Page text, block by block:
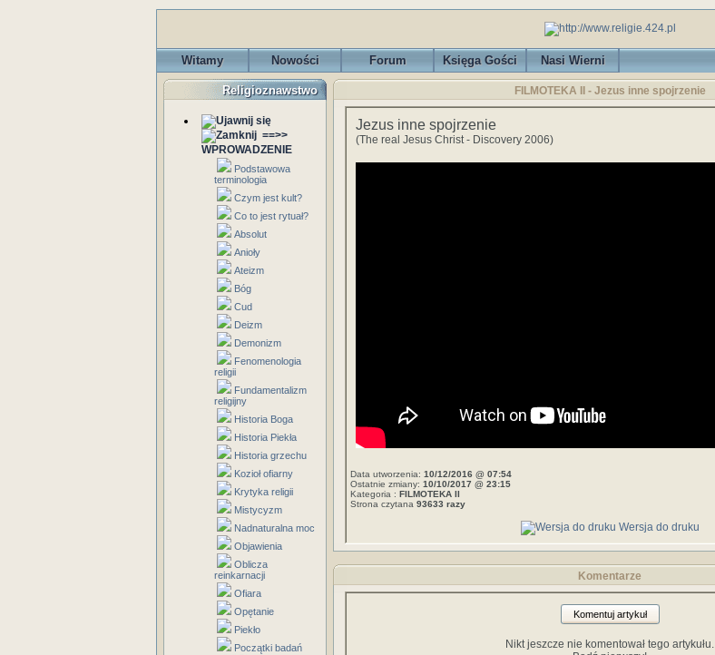
Witamy Nowości Forum Księga Gości Nasi Wierni
Religioznawstwo
==>>
WPROWADZENIE
Podstawowa
terminologia
Czym jest kult?
Co to jest rytuał?
Absolut
Anioły
Ateizm
Bóg
Cud
Deizm
Demonizm
Fenomenologia
religii
Fundamentalizm
religijny
Historia Boga
Historia Piekła
Historia grzechu
Kozioł ofiarny
Krytyka religii
Mistycyzm
Nadnaturalna moc
Objawienia
Oblicza
reinkarnacji
Ofiara
Opętanie
Piekło
Początki badań
FILMOTEKA II - Jezus inne spojrzenie
Jezus inne spojrzenie
(The real Jesus Christ - Discovery 2006)
Data utworzenia: 10/12/2016 @ 07:54
Ostatnie zmiany: 10/10/2017 @ 23:15
Kategoria : FILMOTEKA II
Strona czytana 93633 razy
Wersja do druku
Komentarze
Komentuj artykuł
Nikt jeszcze nie komentował tego artykułu.